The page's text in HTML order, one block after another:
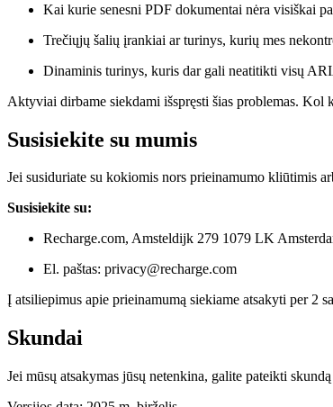
Kai kurie senesni PDF dokumentai nėra visiškai
Trečiųjų šalių įrankiai ar turinys, kurių mes
Dinaminis turinys, kuris dar gali neatitikti visų
Aktyviai dirbame siekdami išspręsti šias problemas. Kol
Susisiekite su mumis
Jei susiduriate su kokiomis nors prieinamumo kliūtimis
Susisiekite su:
Recharge.com, Amsteldijk 279 1079 LK
El. paštas: privacy@recharge.com
Į atsiliepimus apie prieinamumą siekiame atsakyti per 2
Skundai
Jei mūsų atsakymas jūsų netenkina, galite pateikti